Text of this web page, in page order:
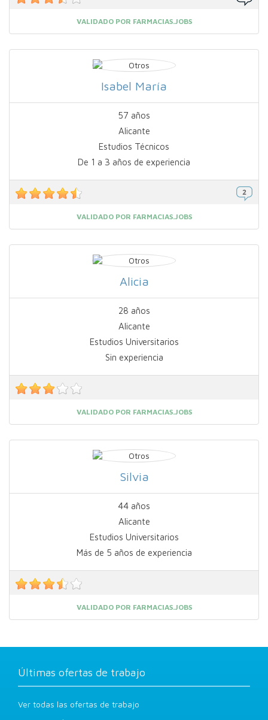
VALIDADO POR FARMACIAS.JOBS
Isabel María
57 años
Alicante
Estudios Técnicos
De 1 a 3 años de experiencia
VALIDADO POR FARMACIAS.JOBS
Alicia
28 años
Alicante
Estudios Universitarios
Sin experiencia
VALIDADO POR FARMACIAS.JOBS
Silvia
44 años
Alicante
Estudios Universitarios
Más de 5 años de experiencia
VALIDADO POR FARMACIAS.JOBS
Últimas ofertas de trabajo
Ver todas las ofertas de trabajo